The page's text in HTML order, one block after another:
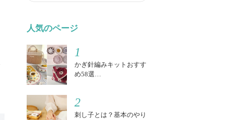
人気のページ
1
かぎ針編みキットおすす
め58選…
2
刺し子とは？基本のやり